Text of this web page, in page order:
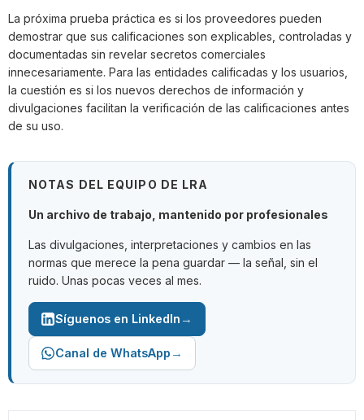
La próxima prueba práctica es si los proveedores pueden
demostrar que sus calificaciones son explicables, controladas y
documentadas sin revelar secretos comerciales
innecesariamente. Para las entidades calificadas y los usuarios,
la cuestión es si los nuevos derechos de información y
divulgaciones facilitan la verificación de las calificaciones antes
de su uso.
NOTAS DEL EQUIPO DE LRA
Un archivo de trabajo, mantenido por profesionales
Las divulgaciones, interpretaciones y cambios en las
normas que merece la pena guardar — la señal, sin el
ruido. Unas pocas veces al mes.
Síguenos en LinkedIn →
Canal de WhatsApp →